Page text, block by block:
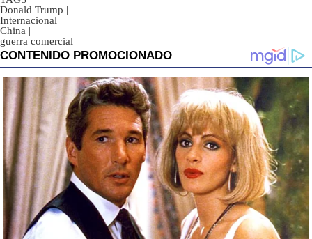
Donald Trump |
Internacional |
China |
guerra comercial